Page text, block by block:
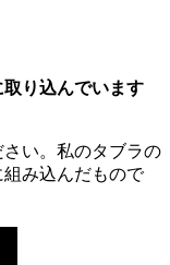
り込んでいます
い。私のタブラの
み込んだもので